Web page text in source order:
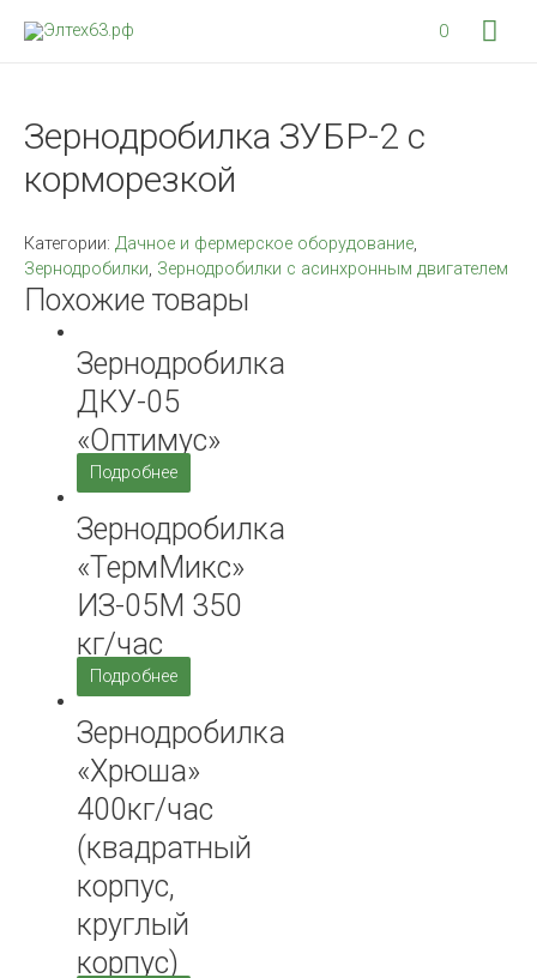
0
Зернодробилка ЗУБР-2 с
корморезкой
Категории: Дачное и фермерское оборудование,
Зернодробилки, Зернодробилки с асинхронным двигателем
Похожие товары
Зернодробилка
ДКУ-05
«Оптимус»
Подробнее
Зернодробилка
«ТермМикс»
ИЗ-05М 350
кг/час
Подробнее
Зернодробилка
«Хрюша»
400кг/час
(квадратный
корпус,
круглый
корпус)